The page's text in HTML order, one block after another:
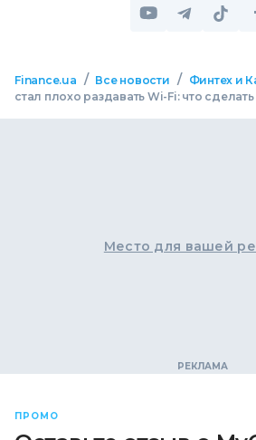
Finance.ua / Все новости / Финтех и
стал плохо раздавать Wi-Fi: что сделать
Место для вашей
ПРОМО